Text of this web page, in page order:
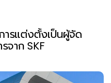
ารแต่งตั้งเป็นผู้จัด
จาก SKF